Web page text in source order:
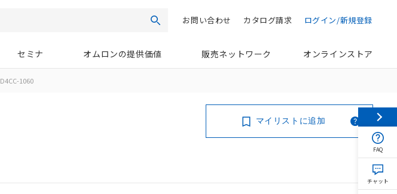
検索 ログイン/新規登録
カタログ請求
お問い合わせ
セミナ オムロンの提供価値 販売ネットワーク オンラインストア
D4CC-1060
マイリストに追加
FAQ
チャット